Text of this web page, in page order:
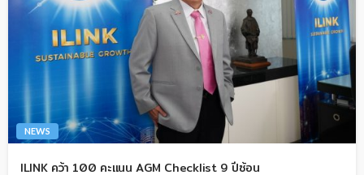
NEWS
ILINK คว้า 100 คะแนน AGM Checklist 9 ปีซ้อน